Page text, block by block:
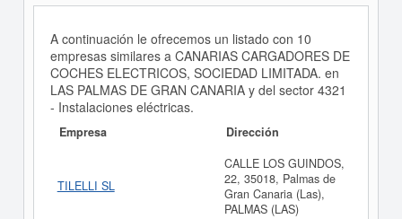
A continuación le ofrecemos un listado con 10
empresas similares a CANARIAS CARGADORES DE
COCHES ELECTRICOS, SOCIEDAD LIMITADA. en
LAS PALMAS DE GRAN CANARIA y del sector 4321
- Instalaciones eléctricas.
Empresa Dirección
TILELLI SL
CALLE LOS GUINDOS,
22, 35018, Palmas de
Gran Canaria (Las),
PALMAS (LAS)